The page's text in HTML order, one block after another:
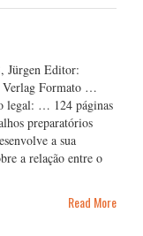
Editor:
Verlag Formato …
legal: … 124 páginas
preparatórios
a sua
a relação entre o
Read More